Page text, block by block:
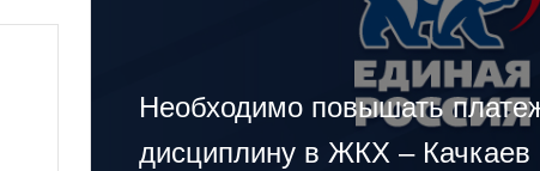
Необходимо повышать
дисциплину в ЖКХ – Качкаев